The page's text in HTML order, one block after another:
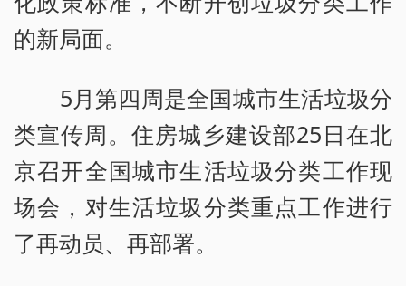
的新局面。
5月第四周是全国城市生活垃圾分
类宣传周。住房城乡建设部25日在北
京召开全国城市生活垃圾分类工作现
场会，对生活垃圾分类重点工作进行
了再动员、再部署。